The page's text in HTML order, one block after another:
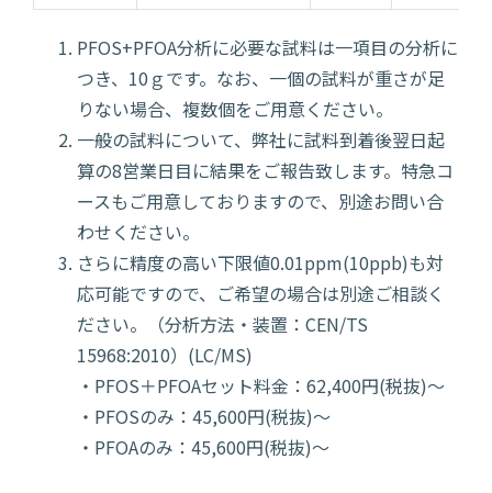
PFOS+PFOA分析に必要な試料は一項目の分析に
つき、10ｇです。なお、一個の試料が重さが足
りない場合、複数個をご用意ください。
一般の試料について、弊社に試料到着後翌日起
算の8営業日目に結果をご報告致します。特急コ
ースもご用意しておりますので、別途お問い合
わせください。
さらに精度の高い下限値0.01ppm(10ppb)も対
応可能ですので、ご希望の場合は別途ご相談く
ださい。（分析方法・装置：CEN/TS
15968:2010）(LC/MS)
・PFOS＋PFOAセット料金：62,400円(税抜)～
・PFOSのみ：45,600円(税抜)～
・PFOAのみ：45,600円(税抜)～